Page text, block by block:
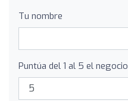
Tu nombre
Puntúa del 1 al 5 el negocio